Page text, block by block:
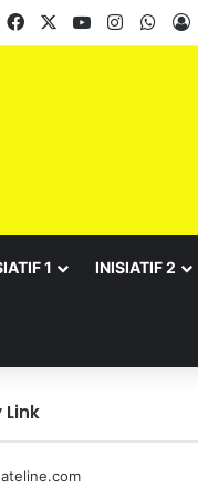
Facebook YouTubeInstagram
1 INISIATIF 2
Link